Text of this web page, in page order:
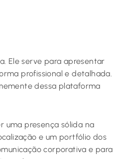
Ele serve para apresentar
profissional e detalhada.
dessa plataforma
uma presença sólida na
e um portfólio dos
corporativa e para